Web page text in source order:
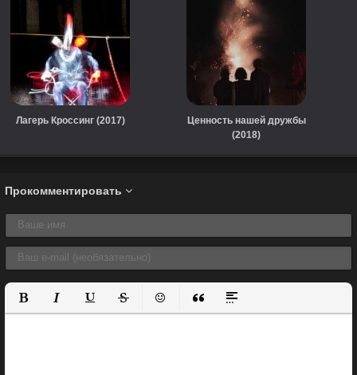
Лагерь Кроссинг (2017)
Ценность нашей дружбы
(2018)
Прокомментировать
Полужирный
КурсивПодчеркнутый
ЗачеркнутыйВставить смайлик
Вставка цитаты
Вставка спойлера